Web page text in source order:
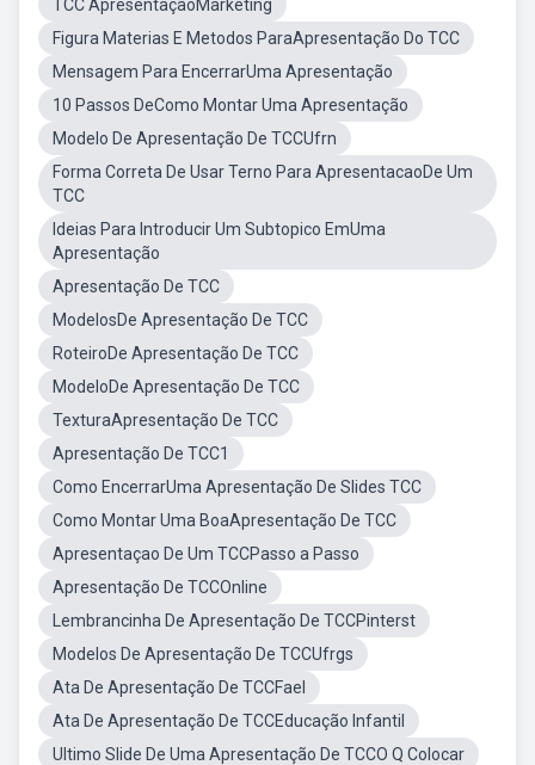
TCC ApresentaçãoMarketing
Figura Materias E Metodos ParaApresentação Do TCC
Mensagem Para EncerrarUma Apresentação
10 Passos DeComo Montar Uma Apresentação
Modelo De Apresentação De TCCUfrn
Forma Correta De Usar Terno Para ApresentacaoDe Um
TCC
Ideias Para Introducir Um Subtopico EmUma
Apresentação
Apresentação De TCC
ModelosDe Apresentação De TCC
RoteiroDe Apresentação De TCC
ModeloDe Apresentação De TCC
TexturaApresentação De TCC
Apresentação De TCC1
Como EncerrarUma Apresentação De Slides TCC
Como Montar Uma BoaApresentação De TCC
Apresentaçao De Um TCCPasso a Passo
Apresentação De TCCOnline
Lembrancinha De Apresentação De TCCPinterst
Modelos De Apresentação De TCCUfrgs
Ata De Apresentação De TCCFael
Ata De Apresentação De TCCEducação Infantil
Ultimo Slide De Uma Apresentação De TCCO Q Colocar